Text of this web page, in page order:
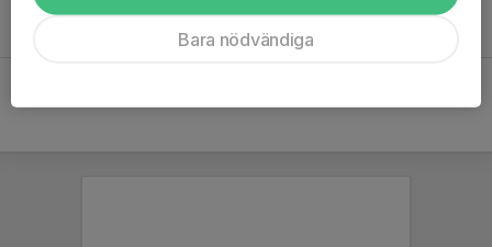
19:30
Orrlidens IP
Bara nödvändiga